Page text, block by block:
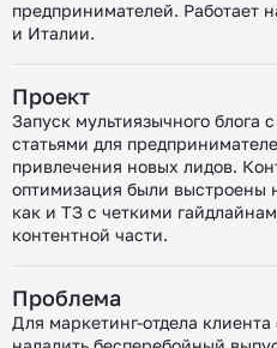
предпринимателей. Работает
и Италии.
Проект
Запуск мультиязычного блога
статьями для
привлечения новых лидов.
оптимизация были выстроены
как и ТЗ с четкими
контентной части.
Проблема
Для маркетинг-отдела